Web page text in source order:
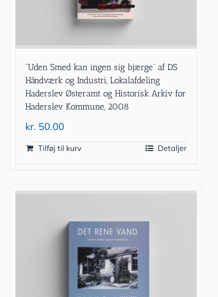
”Uden Smed kan ingen sig bjærge” af DS
Håndværk og Industri, Lokalafdeling
Haderslev Østeramt og Historisk Arkiv for
Haderslev Kommune, 2008
kr. 50.00
Tilføj til kurv Detaljer